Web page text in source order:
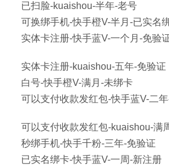
已扫脸-kuaishou-半年-老号
可换绑手机-快手橙V-半月-已实名
实体卡注册-快手蓝V-一个月-免验
实体卡注册-kuaishou-五年-免验证
白号-快手橙V-满月-未绑卡
可以支付收款发红包-快手蓝V-二
可以支付收款发红包-kuaishou-满
秒绑手机-快手千粉-三年-免验证
已实名绑卡-快手蓝V-一周-新注册